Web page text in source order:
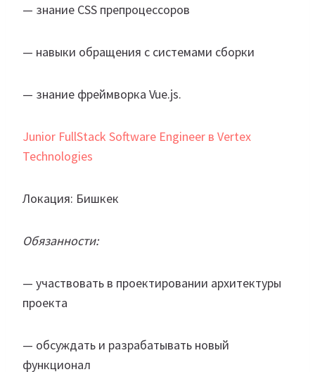
— знание CSS препроцессоров
— навыки обращения с системами сборки
— знание фреймворка Vue.js.
Junior FullStack Software Engineer в Vertex
Technologies
Локация: Бишкек
Обязанности:
— участвовать в проектировании архитектуры
проекта
— обсуждать и разрабатывать новый
функционал